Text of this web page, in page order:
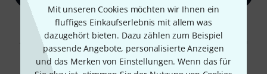
Mit unseren Cookies möchten wir Ihnen ein
fluffiges Einkaufserlebnis mit allem was
dazugehört bieten. Dazu zählen zum Beispiel
passende Angebote, personalisierte Anzeigen
und das Merken von Einstellungen. Wenn das für
Mit Klick auf „Jetzt anmelden“ stimmen Sie dem Erhalt von E-Mail-
Werbung und einer Messung des E-Mail-Nutzungsverhaltens zu. Die
Abmeldung ist jederzeit möglich. Weitere Informationen finden Sie in
unserenDatenschutzhinweisen.
* Pflichtfeld